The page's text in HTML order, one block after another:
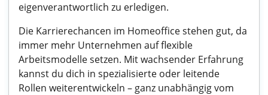
eigenverantwortlich zu erledigen.
Die Karrierechancen im Homeoffice stehen gut, da
immer mehr Unternehmen auf flexible
Arbeitsmodelle setzen. Mit wachsender Erfahrung
kannst du dich in spezialisierte oder leitende
Rollen weiterentwickeln – ganz unabhängig vom